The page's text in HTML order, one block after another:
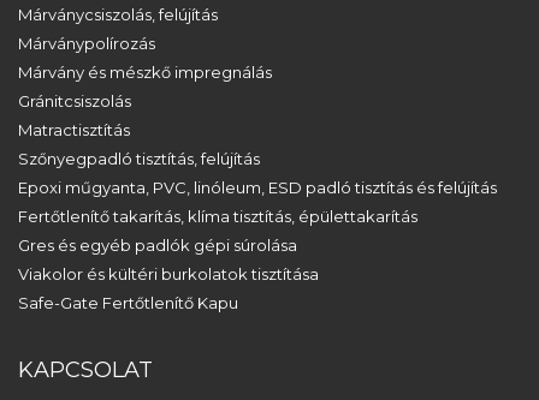
Márványcsiszolás, felújítás
Márványpolírozás
Márvány és mészkő impregnálás
Gránitcsiszolás
Matractisztítás
Szőnyegpadló tisztítás, felújítás
Epoxi műgyanta, PVC, linóleum, ESD padló tisztítás és felújítás
Fertőtlenítő takarítás, klíma tisztítás, épülettakarítás
Gres és egyéb padlók gépi súrolása
Viakolor és kültéri burkolatok tisztítása
Safe-Gate Fertőtlenítő Kapu
KAPCSOLAT